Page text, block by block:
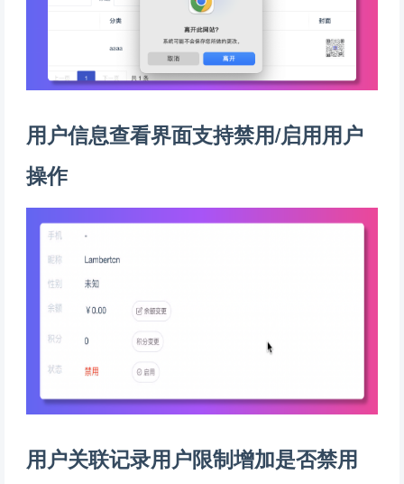
用户信息查看界面支持禁用/启用用户
操作
用户关联记录用户限制增加是否禁用